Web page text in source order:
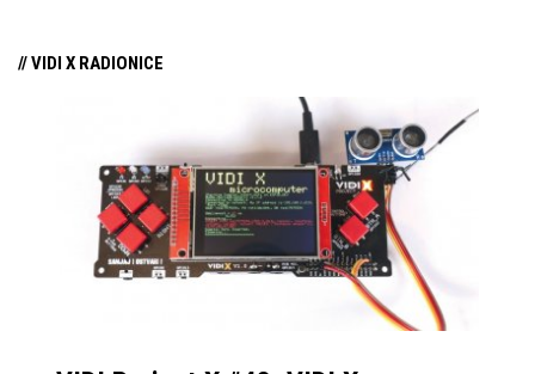
// VIDI X RADIONICE